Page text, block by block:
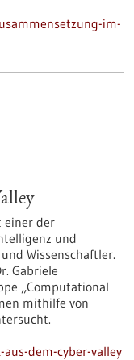
im-
einer der
und
Wissenschaftler.
Gabriele
„Computational
mithilfe von
dem-cyber-valley